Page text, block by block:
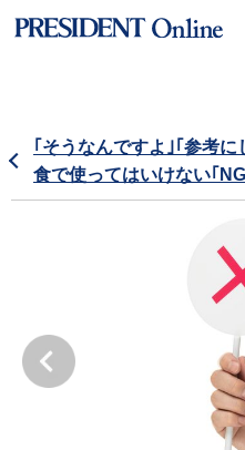
｢そうなんですよ｣｢参考
食で使ってはいけない｢